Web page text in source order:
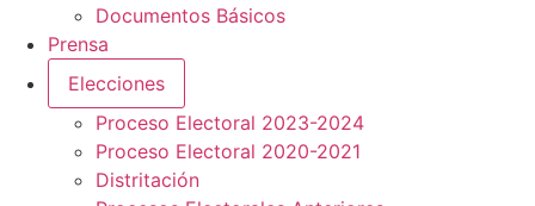
Documentos Básicos
Prensa
Elecciones
Proceso Electoral 2023-2024
Proceso Electoral 2020-2021
Distritación